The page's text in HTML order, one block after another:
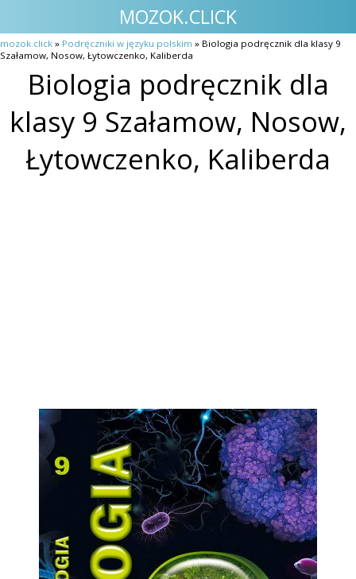
MOZOK.CLICK
mozok.click » Podręczniki w języku polskim » Biologia podręcznik dla klasy 9
Szałamow, Nosow, Łytowczenko, Kaliberda
Biologia podręcznik dla
klasy 9 Szałamow, Nosow,
Łytowczenko, Kaliberda